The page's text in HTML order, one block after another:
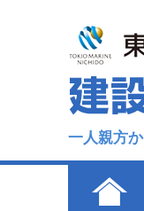
一人親方